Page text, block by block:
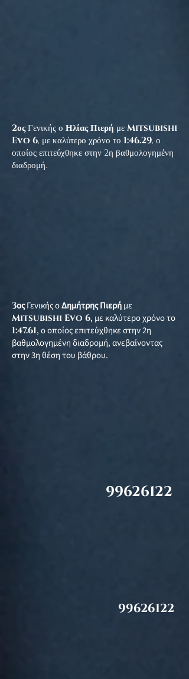
2οςΓενικής ο Ηλίας Πιερή μεMitsubishi
Evo 6, με καλύτερο χρόνο το 1:46.29, ο
οποίος επιτεύχθηκε στην 2η βαθμολογημένη
διαδρομή.
3οςΓενικής οΔημήτρης Πιερήμε
Mitsubishi Evo 6, με καλύτερο χρόνο το
1:47.61, ο οποίος επιτεύχθηκε στην 2η
βαθμολογημένη διαδρομή, ανεβαίνοντας
στην 3η θέση του βάθρου.
99626122
99626122